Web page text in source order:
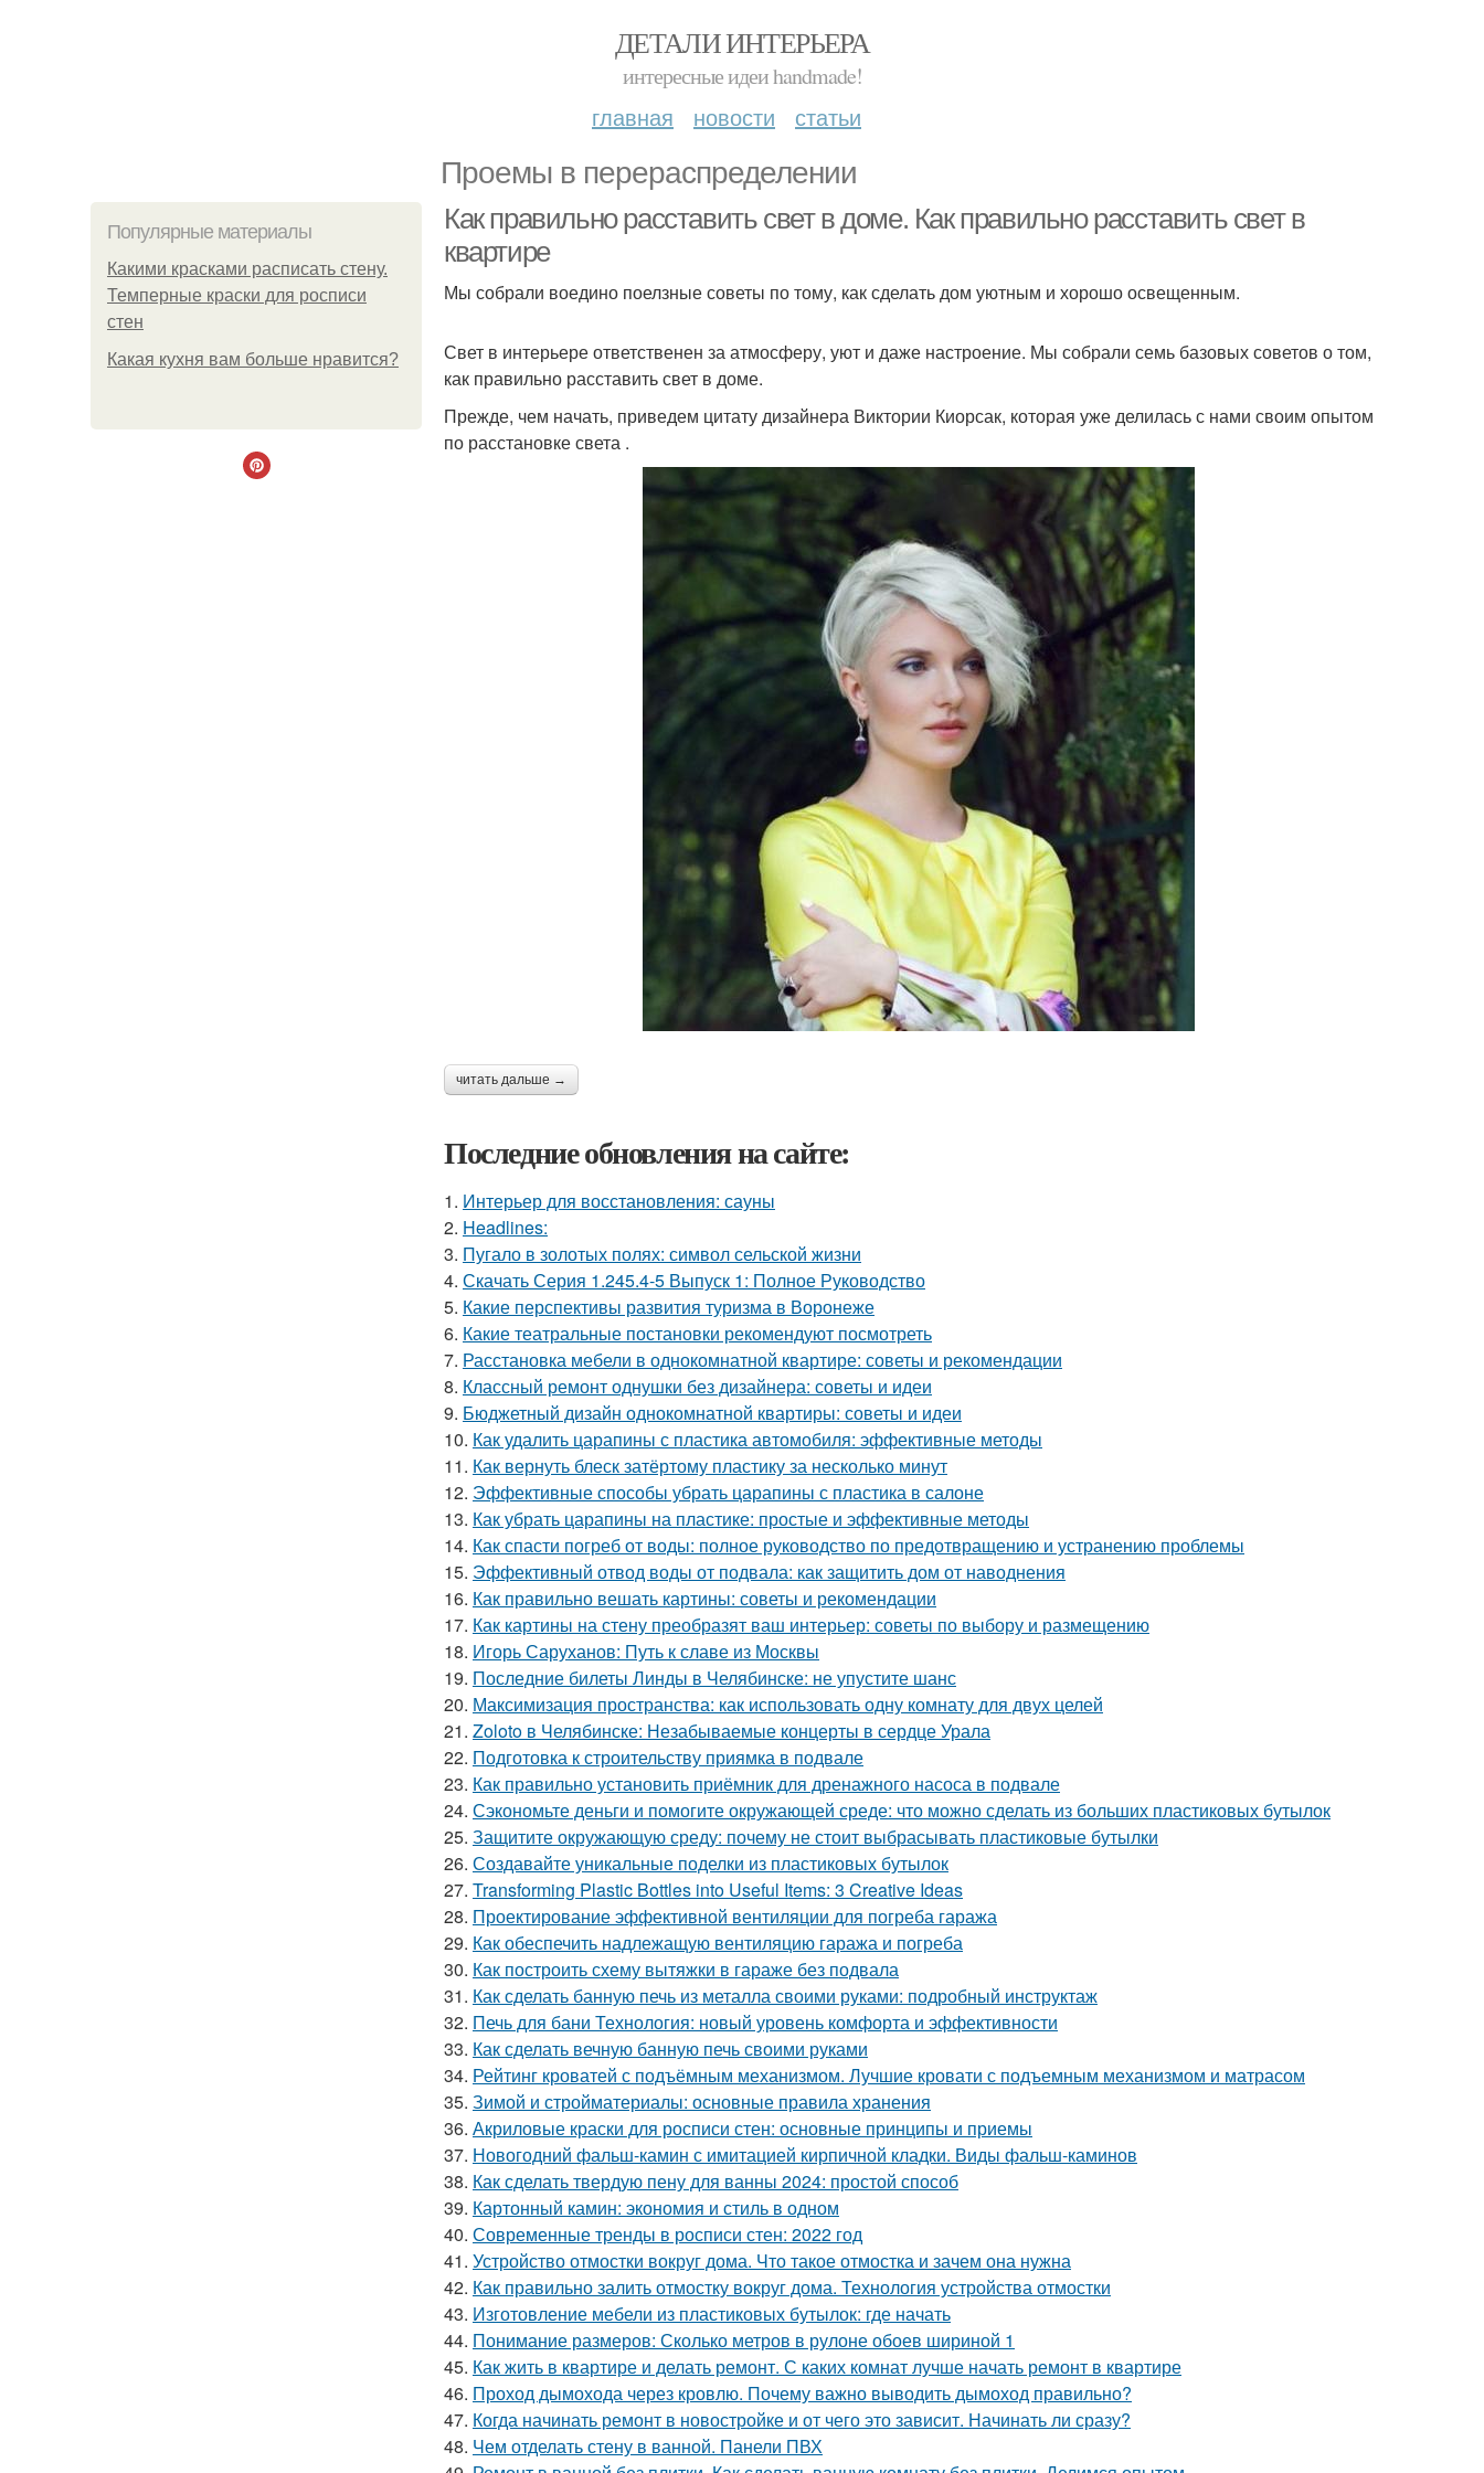
ДЕТАЛИ ИНТЕРЬЕРА
интересные идеи handmade!
главная новости статьи
Проемы в перераспределении
Популярные материалы
Какими красками расписать стену.
Темперные краски для росписи
стен
Какая кухня вам больше нравится?
Как правильно расставить свет в доме. Как правильно расставить свет в
квартире
Мы собрали воедино поелзные советы по тому, как сделать дом уютным и хорошо освещенным.
Свет в интерьере ответственен за атмосферу, уют и даже настроение. Мы собрали семь базовых советов о том,
как правильно расставить свет в доме.
Прежде, чем начать, приведем цитату дизайнера Виктории Киорсак, которая уже делилась с нами своим опытом
по расстановке света .
читать дальше →
Последние обновления на сайте:
1. Интерьер для восстановления: сауны
2. Headlines:
3. Пугало в золотых полях: символ сельской жизни
4. Скачать Серия 1.245.4-5 Выпуск 1: Полное Руководство
5. Какие перспективы развития туризма в Воронеже
6. Какие театральные постановки рекомендуют посмотреть
7. Расстановка мебели в однокомнатной квартире: советы и рекомендации
8. Классный ремонт однушки без дизайнера: советы и идеи
9. Бюджетный дизайн однокомнатной квартиры: советы и идеи
10. Как удалить царапины с пластика автомобиля: эффективные методы
11. Как вернуть блеск затёртому пластику за несколько минут
12. Эффективные способы убрать царапины с пластика в салоне
13. Как убрать царапины на пластике: простые и эффективные методы
14. Как спасти погреб от воды: полное руководство по предотвращению и устранению проблемы
15. Эффективный отвод воды от подвала: как защитить дом от наводнения
16. Как правильно вешать картины: советы и рекомендации
17. Как картины на стену преобразят ваш интерьер: советы по выбору и размещению
18. Игорь Саруханов: Путь к славе из Москвы
19. Последние билеты Линды в Челябинске: не упустите шанс
20. Максимизация пространства: как использовать одну комнату для двух целей
21. Zoloto в Челябинске: Незабываемые концерты в сердце Урала
22. Подготовка к строительству приямка в подвале
23. Как правильно установить приёмник для дренажного насоса в подвале
24. Сэкономьте деньги и помогите окружающей среде: что можно сделать из больших пластиковых бутылок
25. Защитите окружающую среду: почему не стоит выбрасывать пластиковые бутылки
26. Создавайте уникальные поделки из пластиковых бутылок
27. Transforming Plastic Bottles into Useful Items: 3 Creative Ideas
28. Проектирование эффективной вентиляции для погреба гаража
29. Как обеспечить надлежащую вентиляцию гаража и погреба
30. Как построить схему вытяжки в гараже без подвала
31. Как сделать банную печь из металла своими руками: подробный инструктаж
32. Печь для бани Технология: новый уровень комфорта и эффективности
33. Как сделать вечную банную печь своими руками
34. Рейтинг кроватей с подъёмным механизмом. Лучшие кровати с подъемным механизмом и матрасом
35. Зимой и стройматериалы: основные правила хранения
36. Акриловые краски для росписи стен: основные принципы и приемы
37. Новогодний фальш-камин с имитацией кирпичной кладки. Виды фальш-каминов
38. Как сделать твердую пену для ванны 2024: простой способ
39. Картонный камин: экономия и стиль в одном
40. Современные тренды в росписи стен: 2022 год
41. Устройство отмостки вокруг дома. Что такое отмостка и зачем она нужна
42. Как правильно залить отмостку вокруг дома. Технология устройства отмостки
43. Изготовление мебели из пластиковых бутылок: где начать
44. Понимание размеров: Сколько метров в рулоне обоев шириной 1
45. Как жить в квартире и делать ремонт. С каких комнат лучше начать ремонт в квартире
46. Проход дымохода через кровлю. Почему важно выводить дымоход правильно?
47. Когда начинать ремонт в новостройке и от чего это зависит. Начинать ли сразу?
48. Чем отделать стену в ванной. Панели ПВХ